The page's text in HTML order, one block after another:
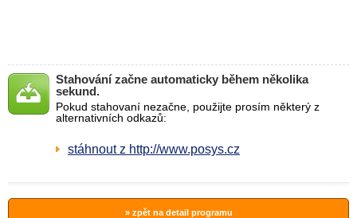
Stahování začne automaticky během několika
sekund.
Pokud stahovaní nezačne, použijte prosím některý z
alternativních odkazů:
stáhnout z http://www.posys.cz
» zpět na detail programu